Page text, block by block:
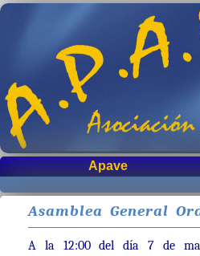
Apave
Asamblea General
A la 12:00 del día 7 de